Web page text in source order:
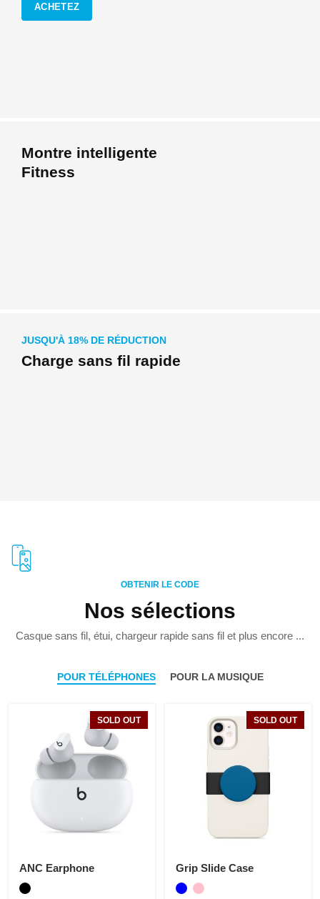
ACHETEZ
Montre intelligente
Fitness
JUSQU'À 18% DE RÉDUCTION
Charge sans fil rapide
OBTENIR LE CODE
Nos sélections
Casque sans fil, étui, chargeur rapide sans fil et plus encore ...
POUR TÉLÉPHONES POUR LA MUSIQUE
SOLD OUT
ANC Earphone
SOLD OUT
Grip Slide Case